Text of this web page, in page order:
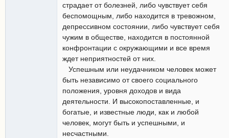
страдает от болезней, либо чувствует себя
беспомощным, либо находится в тревожном,
депрессивном состоянии, либо чувствует себя
чужим в обществе, находится в постоянной
конфронтации с окружающими и все время
ждет неприятностей от них.
Успешным или неудачником человек может
быть независимо от своего социального
положения, уровня доходов и вида
деятельности. И высокопоставленные, и
богатые, и известные люди, как и любой
человек, могут быть и успешными, и
несчастными.